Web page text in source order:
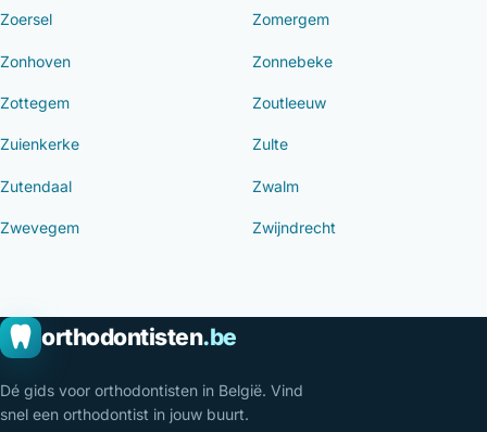
Zoersel Zomergem
Zonhoven Zonnebeke
Zottegem Zoutleeuw
Zuienkerke Zulte
Zutendaal Zwalm
Zwevegem Zwijndrecht
orthodontisten.be
Dé gids voor orthodontisten in België. Vind
snel een orthodontist in jouw buurt.